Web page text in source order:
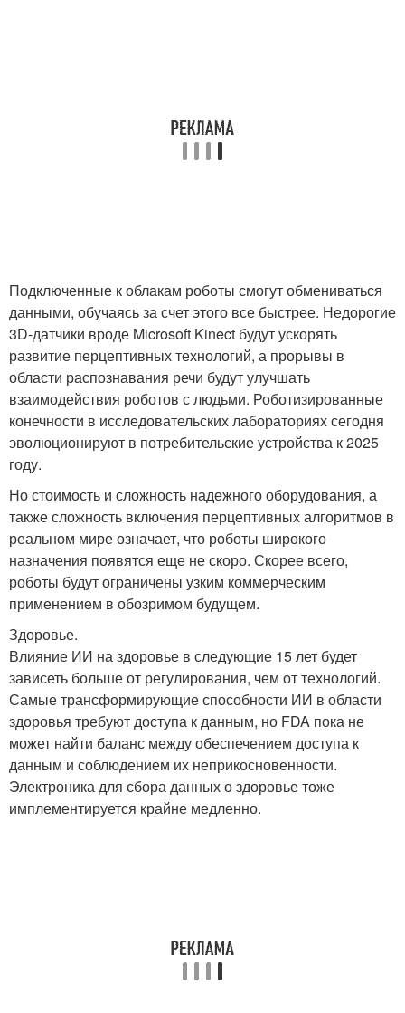
Подключенные к облакам роботы смогут обмениваться
данными, обучаясь за счет этого все быстрее. Недорогие
3D-датчики вроде Microsoft Kinect будут ускорять
развитие перцептивных технологий, а прорывы в
области распознавания речи будут улучшать
взаимодействия роботов с людьми. Роботизированные
конечности в исследовательских лабораториях сегодня
эволюционируют в потребительские устройства к 2025
году.
Но стоимость и сложность надежного оборудования, а
также сложность включения перцептивных алгоритмов в
реальном мире означает, что роботы широкого
назначения появятся еще не скоро. Скорее всего,
роботы будут ограничены узким коммерческим
применением в обозримом будущем.
Здоровье.
Влияние ИИ на здоровье в следующие 15 лет будет
зависеть больше от регулирования, чем от технологий.
Самые трансформирующие способности ИИ в области
здоровья требуют доступа к данным, но FDA пока не
может найти баланс между обеспечением доступа к
данным и соблюдением их неприкосновенности.
Электроника для сбора данных о здоровье тоже
имплементируется крайне медленно.